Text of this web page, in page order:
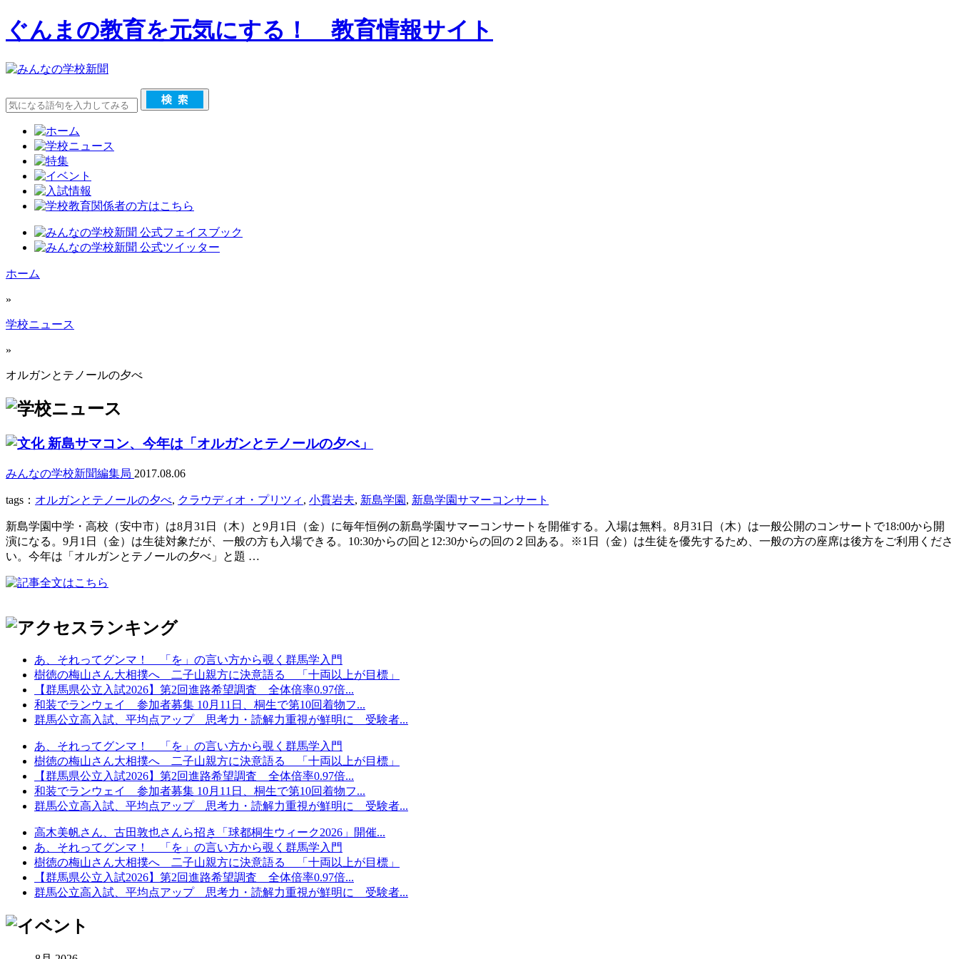
ぐんまの教育を元気にする！ 教育情報サイト
ホーム
»
学校ニュース
»
オルガンとテノールの夕べ
新島サマコン、今年は「オルガンとテノールの夕べ」
みんなの学校新聞編集局 2017.08.06
tags： オルガンとテノールの夕べ, クラウディオ・プリツィ , 小貫岩夫, 新島学園 , 新島学園サマーコンサート
新島学園中学・高校（安中市）は8月31日（木）と9月1日（金）に毎年恒例の新島学園サマーコンサートを開催する。入場は無料。8月31日（木）は一般公開のコンサートで18:00から開
演になる。9月1日（金）は生徒対象だが、一般の方も入場できる。10:30からの回と12:30からの回の２回ある。※1日（金）は生徒を優先するため、一般の方の座席は後方をご利用くださ
い。今年は「オルガンとテノールの夕べ」と題 …
あ、それってグンマ！ 「を」の言い方から覗く群馬学入門
樹徳の梅山さん大相撲へ 二子山親方に決意語る 「十両以上が目標」
【群馬県公立入試2026】第2回進路希望調査 全体倍率0.97倍...
和装でランウェイ 参加者募集 10月11日、桐生で第10回着物フ...
群馬公立高入試、平均点アップ 思考力・読解力重視が鮮明に 受験者...
あ、それってグンマ！ 「を」の言い方から覗く群馬学入門
樹徳の梅山さん大相撲へ 二子山親方に決意語る 「十両以上が目標」
【群馬県公立入試2026】第2回進路希望調査 全体倍率0.97倍...
和装でランウェイ 参加者募集 10月11日、桐生で第10回着物フ...
群馬公立高入試、平均点アップ 思考力・読解力重視が鮮明に 受験者...
高木美帆さん、古田敦也さんら招き「球都桐生ウィーク2026」開催...
あ、それってグンマ！ 「を」の言い方から覗く群馬学入門
樹徳の梅山さん大相撲へ 二子山親方に決意語る 「十両以上が目標」
【群馬県公立入試2026】第2回進路希望調査 全体倍率0.97倍...
群馬公立高入試、平均点アップ 思考力・読解力重視が鮮明に 受験者...